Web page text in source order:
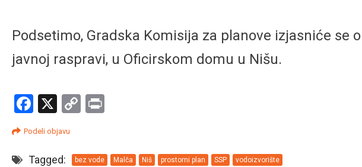
Podsetimo, Gradska Komisija za planove izjasniće
javnoj raspravi, u Oficirskom domu u Nišu.
Facebook
X
Copy
Podeli objavu
Tagged: bez vode Malča Niš prostorni plan SSP vodoizvorište